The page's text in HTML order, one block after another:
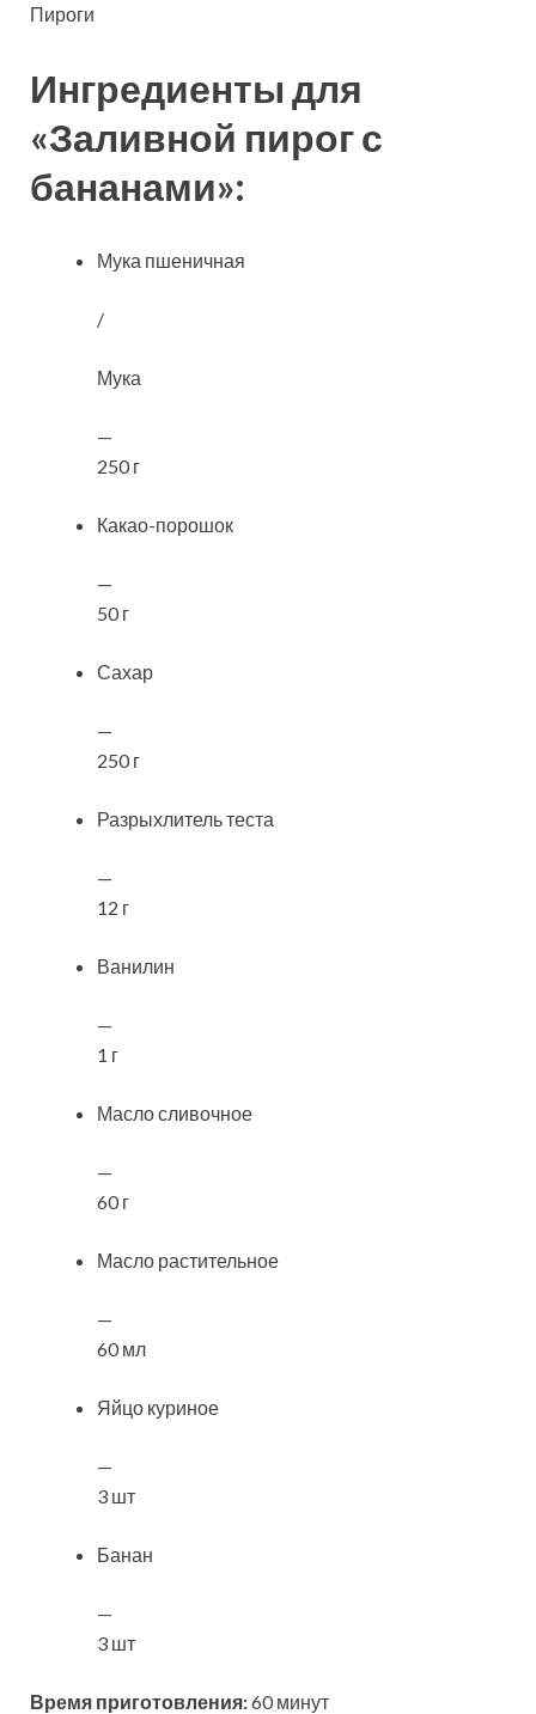
Пироги
Ингредиенты для
«Заливной пирог с
бананами»:
Мука пшеничная
/
Мука
—
250 г
Какао-порошок
—
50 г
Сахар
—
250 г
Разрыхлитель теста
—
12 г
Ванилин
—
1 г
Масло сливочное
—
60 г
Масло растительное
—
60 мл
Яйцо куриное
—
3 шт
Банан
—
3 шт
Время приготовления:60 минут